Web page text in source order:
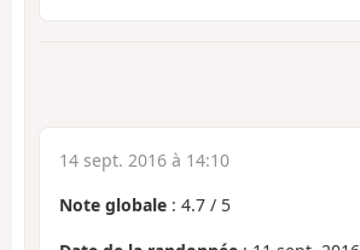
14 sept. 2016 à 14:10
Note globale : 4.7 / 5